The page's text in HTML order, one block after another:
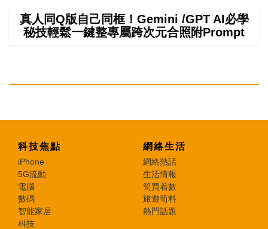
真人同Q版自己同框！Gemini /GPT AI必學
秘技輕鬆一鍵整專屬跨次元合照附Prompt
科技焦點
iPhone
5G流動
電腦
數碼
智能家居
科技
網絡生活
網絡熱話
生活情報
筍買着數
旅遊筍料
熱門話題